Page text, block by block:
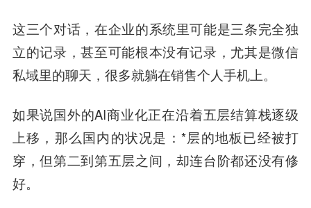
这三个对话，在企业的系统里可能是三条完全独
立的记录，甚至可能根本没有记录，尤其是微信
私域里的聊天，很多就躺在销售个人手机上。
如果说国外的AI商业化正在沿着五层结算栈逐级
上移，那么国内的状况是：*层的地板已经被打
穿，但第二到第五层之间，却连台阶都还没有修
好。